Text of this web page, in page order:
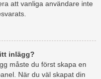
att vanliga användare inte
inlägg?
måste du först skapa en
När du väl skapat din